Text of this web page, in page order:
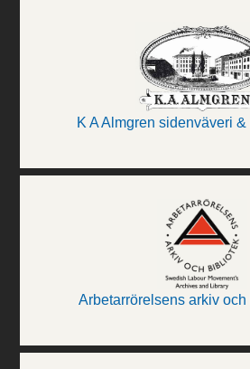
K A Almgren sidenväveri
Arbetarrörelsens arkiv